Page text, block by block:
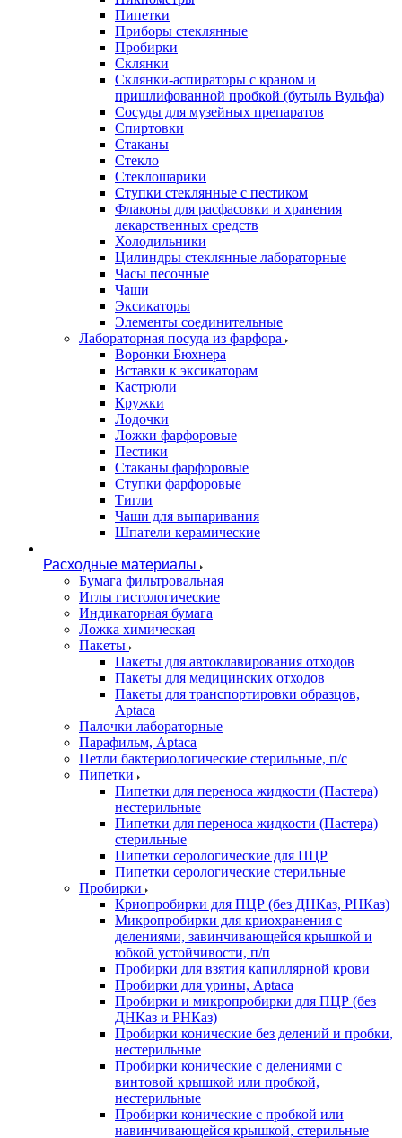
Пипетки
Приборы стеклянные
Пробирки
Склянки
Склянки-аспираторы с краном и
пришлифованной пробкой (бутыль Вульфа)
Сосуды для музейных препаратов
Спиртовки
Стаканы
Стекло
Стеклошарики
Ступки стеклянные с пестиком
Флаконы для расфасовки и хранения
лекарственных средств
Холодильники
Цилиндры стеклянные лабораторные
Часы песочные
Чаши
Эксикаторы
Элементы соединительные
Лабораторная посуда из фарфора
Воронки Бюхнера
Вставки к эксикаторам
Кастрюли
Кружки
Лодочки
Ложки фарфоровые
Пестики
Стаканы фарфоровые
Ступки фарфоровые
Тигли
Чаши для выпаривания
Шпатели керамические
Расходные материалы
Бумага фильтровальная
Иглы гистологические
Индикаторная бумага
Ложка химическая
Пакеты
Пакеты для автоклавирования отходов
Пакеты для медицинских отходов
Пакеты для транспортировки образцов,
Aptaca
Палочки лабораторные
Парафильм, Aptaca
Петли бактериологические стерильные, п/с
Пипетки
Пипетки для переноса жидкости (Пастера)
нестерильные
Пипетки для переноса жидкости (Пастера)
стерильные
Пипетки серологические для ПЦР
Пипетки серологические стерильные
Пробирки
Криопробирки для ПЦР (без ДНКаз, РНКаз)
Микропробирки для криохранения с
делениями, завинчивающейся крышкой и
юбкой устойчивости, п/п
Пробирки для взятия капиллярной крови
Пробирки для урины, Aptaca
Пробирки и микропробирки для ПЦР (без
ДНКаз и РНКаз)
Пробирки конические без делений и пробки,
нестерильные
Пробирки конические с делениями с
винтовой крышкой или пробкой,
нестерильные
Пробирки конические с пробкой или
навинчивающейся крышкой, стерильные